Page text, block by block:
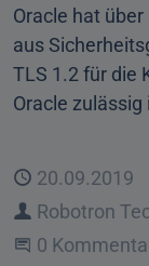
Oracle hat
aus
TLS 1.2 für die
Oracle zulässig
Veröffentlicht
20.09.2019
Autor
Robotron
Beginne
0